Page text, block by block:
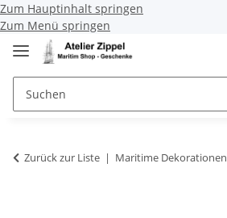
Zum Hauptinhalt springen
Zum Menü springen
Zurück zur Liste Maritime Dekorationen